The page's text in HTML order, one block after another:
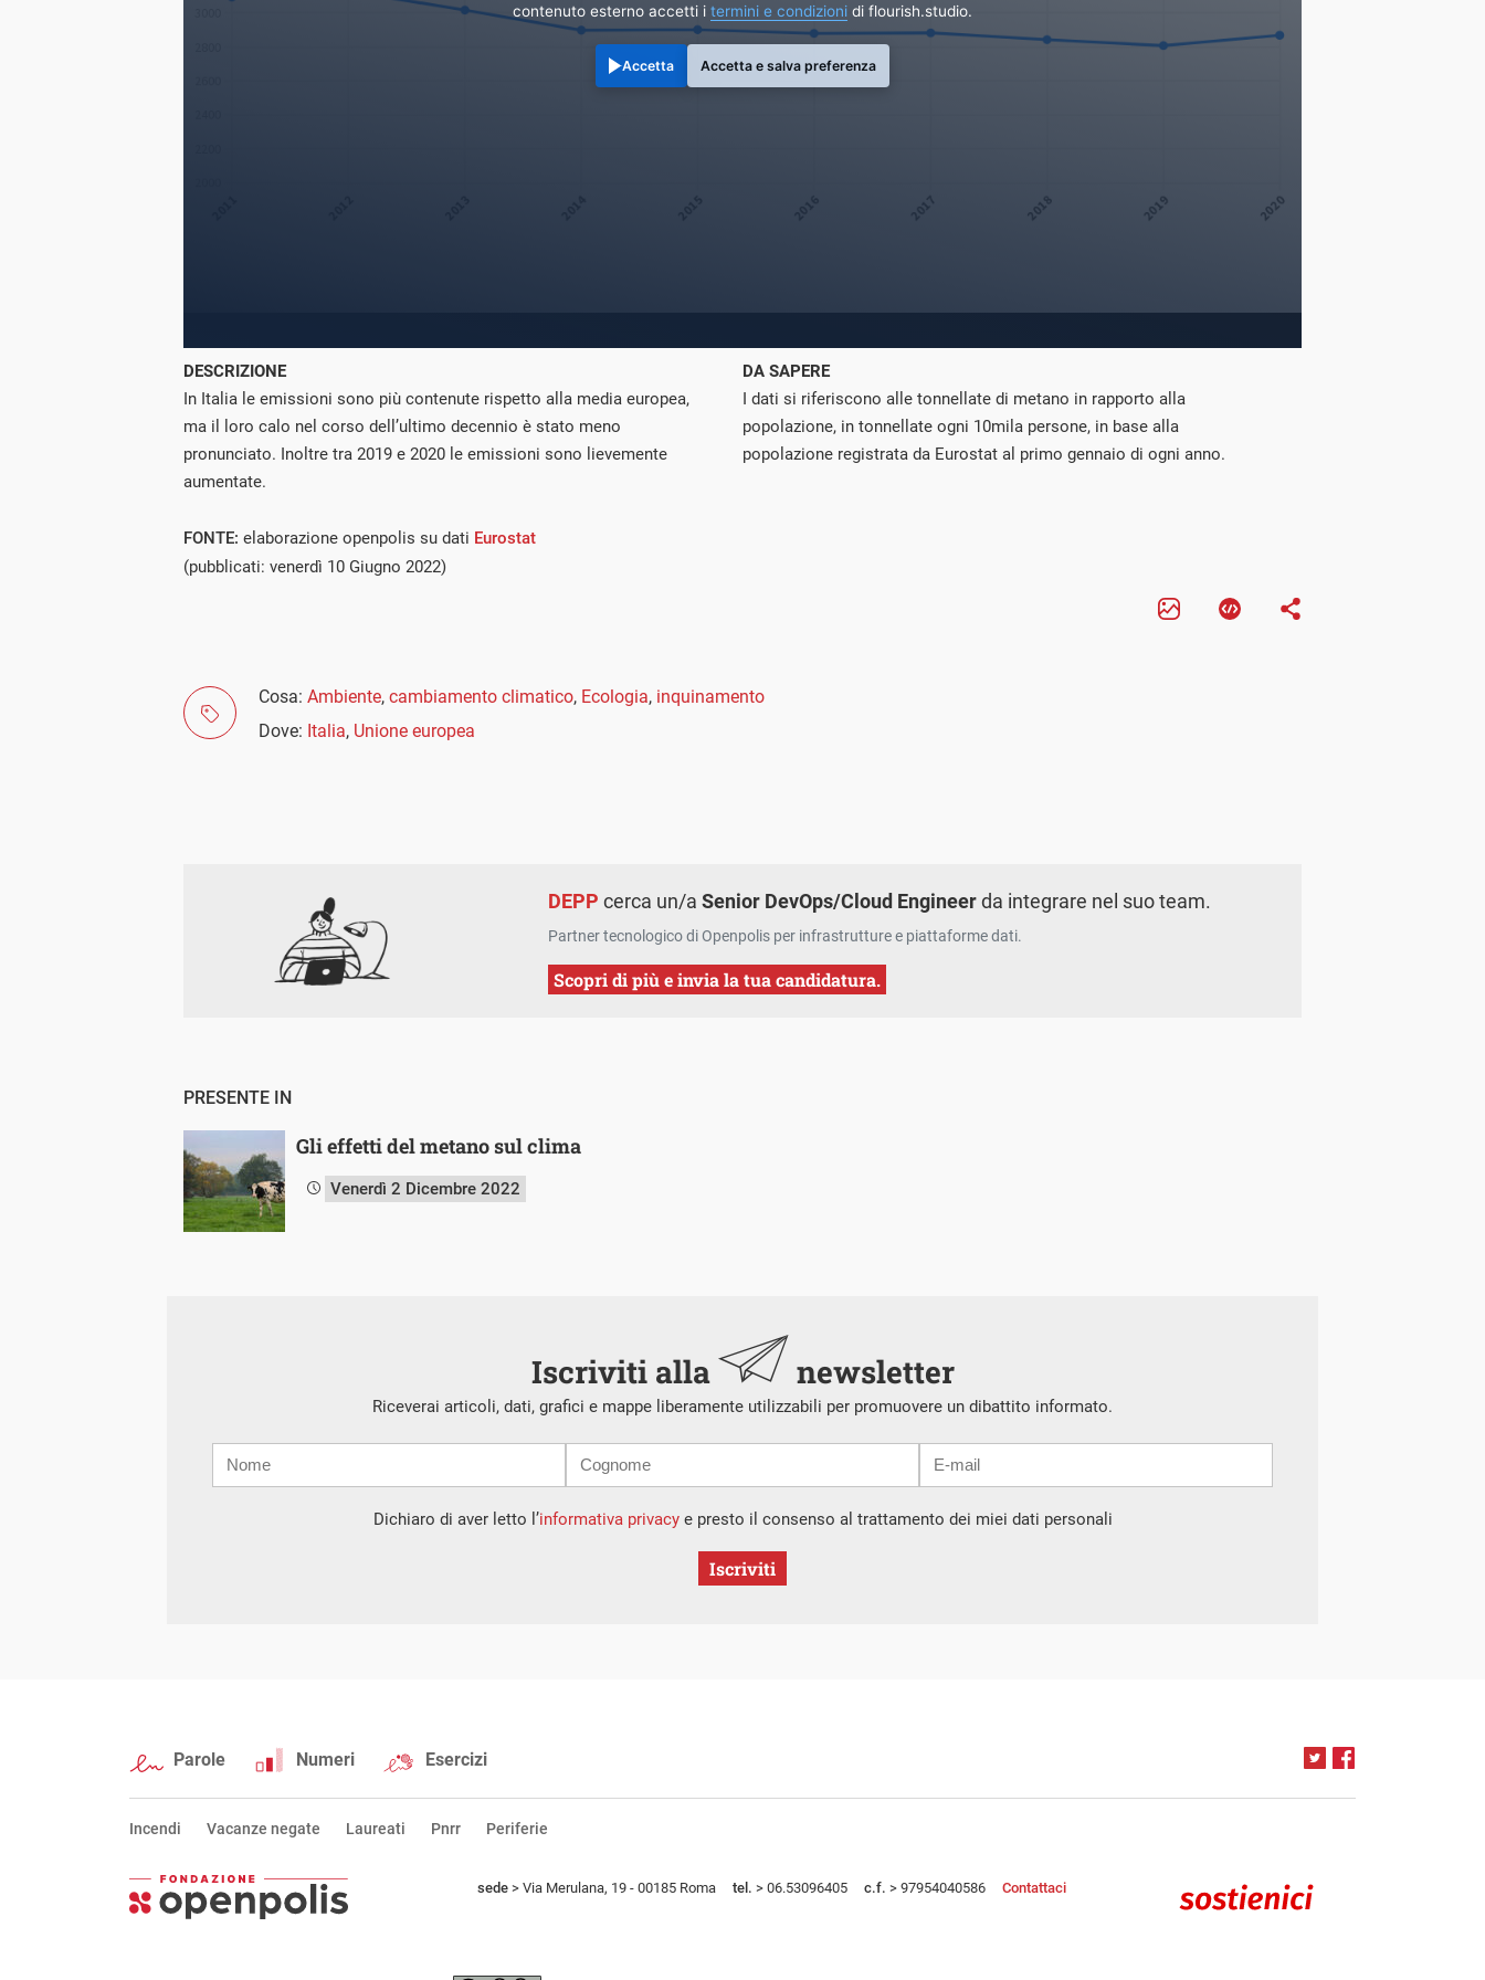
contenuto esterno accetti i termini e condizioni di flourish.studio.
Accetta Accetta e salva preferenza
DESCRIZIONE
In Italia le emissioni sono più contenute rispetto alla media europea,
ma il loro calo nel corso dell’ultimo decennio è stato meno
pronunciato. Inoltre tra 2019 e 2020 le emissioni sono lievemente
aumentate.
DA SAPERE
I dati si riferiscono alle tonnellate di metano in rapporto alla
popolazione, in tonnellate ogni 10mila persone, in base alla
popolazione registrata da Eurostat al primo gennaio di ogni anno.
FONTE: elaborazione openpolis su dati Eurostat
(pubblicati: venerdì 10 Giugno 2022)
Cosa: Ambiente, cambiamento climatico, Ecologia, inquinamento
Dove: Italia, Unione europea
DEPP cerca un/aSenior DevOps/Cloud Engineerda integrare nel suo team.
Partner tecnologico di Openpolis per infrastrutture e piattaforme dati.
Scopri di più e invia la tua candidatura.
PRESENTE IN
Gli effetti del metano sul clima
Venerdì 2 Dicembre 2022
Iscriviti alla newsletter
Riceverai articoli, dati, grafici e mappe liberamente utilizzabili per promuovere un dibattito informato.
mail
Dichiaro di aver letto l’informativa privacye presto il consenso al trattamento dei miei dati personali
Iscriviti
Parole Numeri Esercizi
Incendi Vacanze negate Laureati Pnrr Periferie
sede > Via Merulana, 19 - 00185 Roma tel. > 06.53096405 c.f. > 97954040586 Contattaci